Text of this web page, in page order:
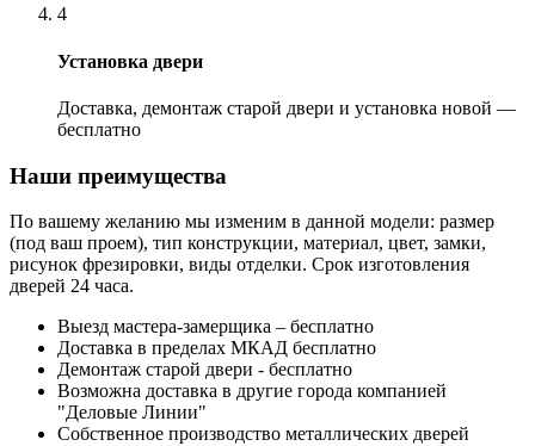
4
Установка двери
Доставка, демонтаж старой двери и установка новой —
бесплатно
Наши преимущества
По вашему желанию мы изменим в данной модели: размер
(под ваш проем), тип конструкции, материал, цвет, замки,
рисунок фрезировки, виды отделки. Срок изготовления
дверей 24 часа.
Выезд мастера-замерщика – бесплатно
Доставка в пределах МКАД бесплатно
Демонтаж старой двери - бесплатно
Возможна доставка в другие города компанией
"Деловые Линии"
Собственное производство металлических дверей